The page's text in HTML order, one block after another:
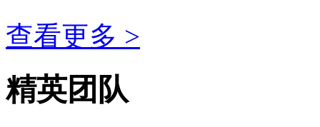
查看更多 >
精英团队